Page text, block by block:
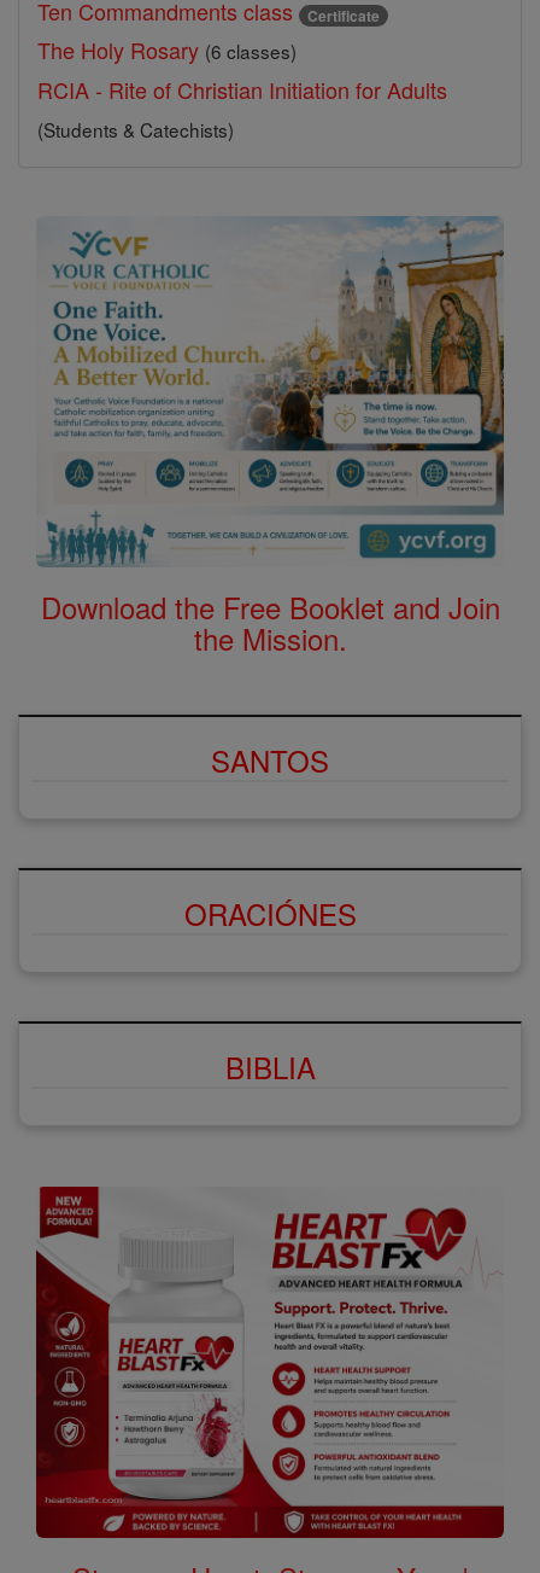
Ten Commandments class Certificate
The Holy Rosary (6 classes)
RCIA - Rite of Christian Initiation for Adults
(Students & Catechists)
Download the Free Booklet and Join
the Mission.
SANTOS
ORACIÓNES
BIBLIA